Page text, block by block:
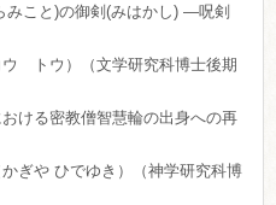
御剣(みはかし) ―呪剣
トウ）（文学研究科博士後期
智慧輪の出身への再
や ひでゆき）（神学研究科博